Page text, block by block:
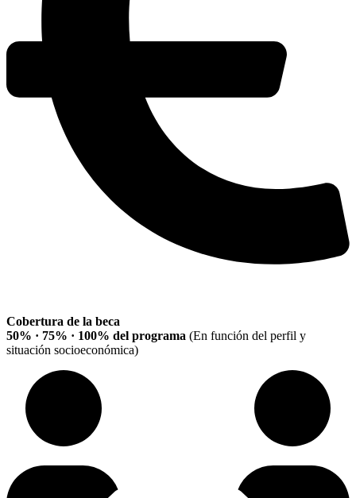
Cobertura de la beca
50% · 75% · 100% del programa (En función del perfil y
situación socioeconómica)